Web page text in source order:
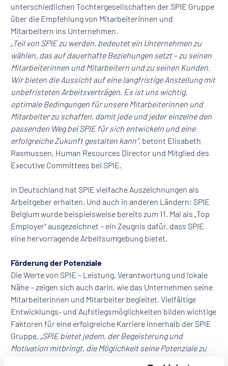
unterschiedlichen Tochtergesellschaften der SPIE Gruppe
über die Empfehlung von Mitarbeiterinnen und
Mitarbeitern ins Unternehmen.
„Teil von SPIE zu werden, bedeutet ein Unternehmen zu
wählen, das auf dauerhafte Beziehungen setzt – zu seinen
Mitarbeiterinnen und Mitarbeitern und zu seinen Kunden.
Wir bieten die Aussicht auf eine langfristige Anstellung mit
unbefristeten Arbeitsverträgen. Es ist uns wichtig,
optimale Bedingungen für unsere Mitarbeiterinnen und
Mitarbeiter zu schaffen, damit jede und jeder einzelne den
passenden Weg bei SPIE für sich entwickeln und eine
erfolgreiche Zukunft gestalten kann“, betont Elisabeth
Rasmussen, Human Resources Director und Mitglied des
Executive Committees bei SPIE.
In Deutschland hat SPIE vielfache Auszeichnungen als
Arbeitgeber erhalten. Und auch in anderen Ländern: SPIE
Belgium wurde beispielsweise bereits zum 11. Mal als „Top
Employer“ ausgezeichnet – ein Zeugnis dafür, dass SPIE
eine hervorragende Arbeitsumgebung bietet.
Förderung der Potenziale
Die Werte von SPIE – Leistung, Verantwortung und lokale
Nähe – zeigen sich auch darin, wie das Unternehmen seine
Mitarbeiterinnen und Mitarbeiter begleitet. Vielfältige
Entwicklungs- und Aufstiegsmöglichkeiten bilden wichtige
Faktoren für eine erfolgreiche Karriere innerhalb der SPIE
Gruppe. „SPIE bietet jedem, der Begeisterung und
Motivation mitbringt, die Möglichkeit seine Potenziale zu